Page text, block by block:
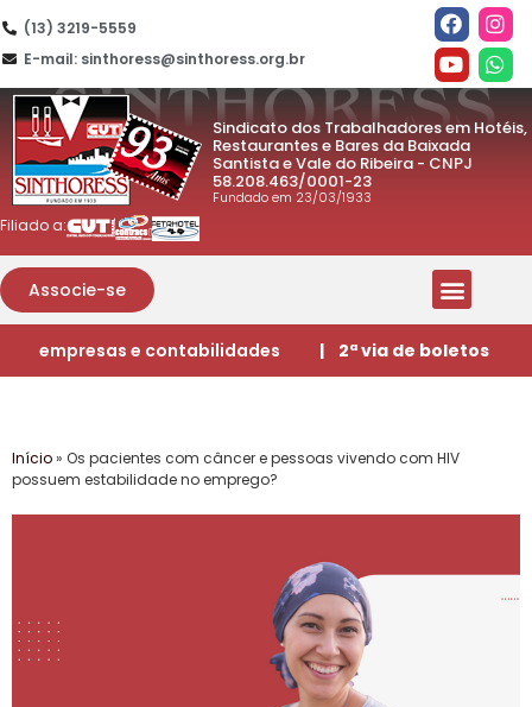
(13) 3219-5559
E-mail: sinthoress@sinthoress.org.br
Sindicato dos Trabalhadores em Hotéis,
Restaurantes e Bares da Baixada
Santista e Vale do Ribeira - CNPJ
58.208.463/0001-23
Fundado em 23/03/1933
Filiado a:
Associe-se
empresas e contabilidades | 2ª via de boletos
Início» Os pacientes com câncer e pessoas vivendo com HIV
possuem estabilidade no emprego?